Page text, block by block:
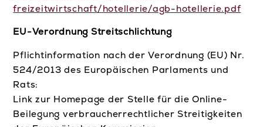
freizeitwirtschaft/hotellerie/agb-hotellerie.pdf
EU-Verordnung Streitschlichtung
Pflichtinformation nach der Verordnung (EU) Nr.
524/2013 des Europäischen Parlaments und
Rats:
Link zur Homepage der Stelle für die Online-
Beilegung verbraucherrechtlicher Streitigkeiten